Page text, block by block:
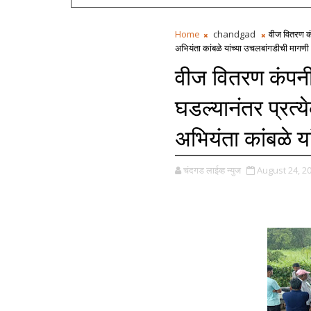
Home chandgad
वीज वितरण
अभियंता कांबळे यांच्या उचलबांगडीची मागणी
वीज वितरण
घडल्यानंतर
अभियंता कांबळे
चंदगड लाईव्ह न्युज August 24,